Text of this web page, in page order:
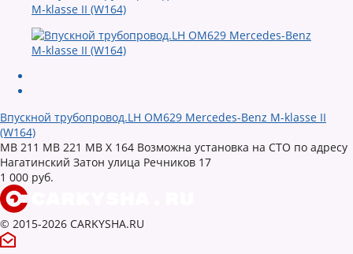
Впускной трубопровод.LH OM629 Mercedes-Benz M-klasse II
(W164)
MB 211 MB 221 MB X 164 Возможна установка на СТО по адресу
Нагатинский Затон улица Речников 17
1 000 руб.
© 2015-2026 CARKYSHA.RU